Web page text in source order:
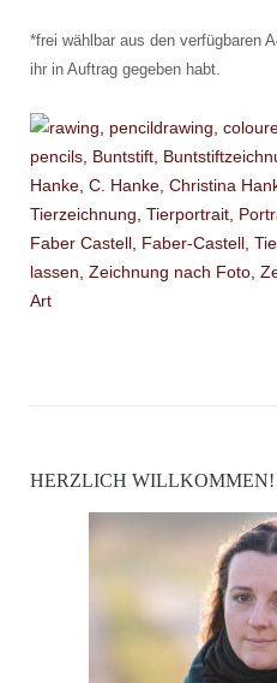
*frei wählbar aus den verfügbaren
ihr in Auftrag gegeben habt.
HERZLICH WILLKOMMEN!